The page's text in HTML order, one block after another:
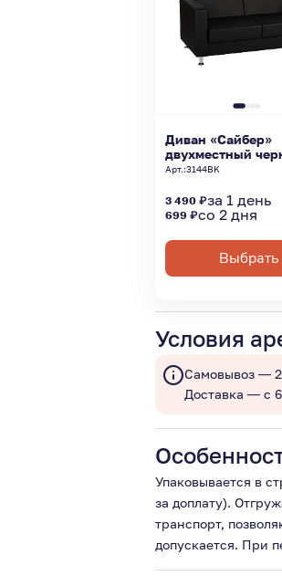
Диван «Сайбер»
двухместный
Арт.:3144BK
3 490 ₽за 1 день
699 ₽со 2 дня
Выбрать
Условия
Самовывоз —
Доставка — с
Упаковывается в
за доплату).
транспорт,
допускается. При